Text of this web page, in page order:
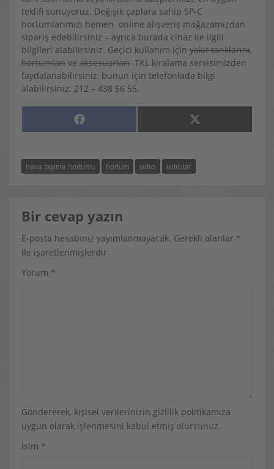
teklifi sunuyoruz. Değişik çaplara sahip SP-C
hortumlarımızı hemen online alışveriş mağazamızdan
sipariş edebilirsiniz – ayrıca burada cihaz ile ilgili
bilgileri alabilirsiniz. Geçici kullanım için yakıt tanklarını,
hortumları ve aksesuarları TKL kiralama servisimizden
faydalanabilirsiniz, bunun için telefonlada bilgi
alabilirsiniz: 212 – 438 56 55.
SHARE
F
A
O
O
K
SHARE
X
(
hava taşıma hortumu hortum ısıtıcı ısıtıcılar
Bir cevap yazın
E-posta hesabınız yayımlanmayacak. Gerekli alanlar *
ile işaretlenmişlerdir
Yorum *
Göndererek, kişisel verilerinizin gizlilik politikamıza
uygun olarak işlenmesini kabul etmiş olursunuz.
İsim *